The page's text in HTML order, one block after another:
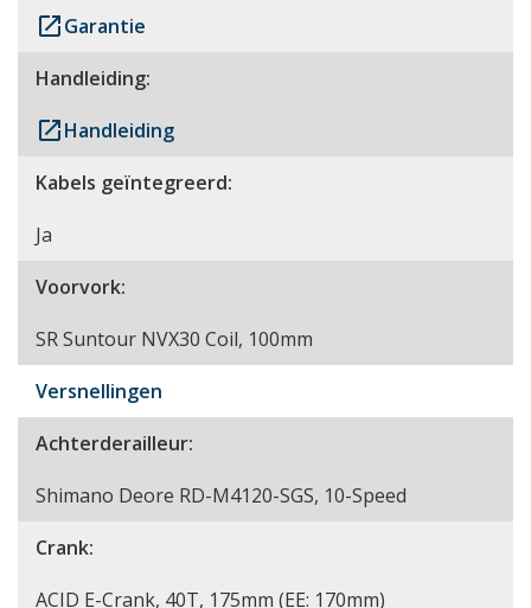
launchGarantie
Handleiding:
launchHandleiding
Kabels geïntegreerd:
Ja
Voorvork:
SR Suntour NVX30 Coil, 100mm
Versnellingen
Achterderailleur:
Shimano Deore RD-M4120-SGS, 10-Speed
Crank:
ACID E-Crank, 40T, 175mm (EE: 170mm)